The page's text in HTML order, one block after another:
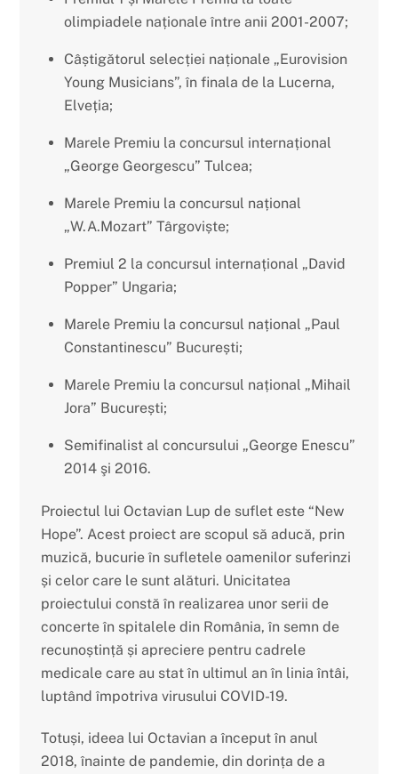
olimpiadele naționale între anii 2001-2007;
Câștigătorul selecției naționale „Eurovision
Young Musicians”, în finala de la Lucerna,
Elveția;
Marele Premiu la concursul internațional
„George Georgescu” Tulcea;
Marele Premiu la concursul național
„W.A.Mozart” Târgoviște;
Premiul 2 la concursul internațional „David
Popper” Ungaria;
Marele Premiu la concursul național „Paul
Constantinescu” București;
Marele Premiu la concursul național „Mihail
Jora” București;
Semifinalist al concursului „George Enescu”
2014 şi 2016.
Proiectul lui Octavian Lup de suflet este “New
Hope”. Acest proiect are scopul să aducă, prin
muzică, bucurie în sufletele oamenilor suferinzi
și celor care le sunt alături. Unicitatea
proiectului constă în realizarea unor serii de
concerte în spitalele din România, în semn de
recunoștință și apreciere pentru cadrele
medicale care au stat în ultimul an în linia întâi,
luptând împotriva virusului COVID-19.
Totuși, ideea lui Octavian a început în anul
2018, înainte de pandemie, din dorința de a